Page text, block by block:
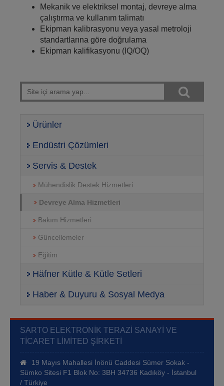
Mekanik ve elektriksel montaj, devreye alma
çalıştırma ve kullanım talimatı
Ekipman kalibrasyonu veya yasal metroloji
standartlarına göre doğrulama
Ekipman kalifikasyonu (IQ/OQ)
Ürünler
Endüstri Çözümleri
Servis & Destek
Mühendislik Destek Hizmetleri
Devreye Alma Hizmetleri
Bakım Hizmetleri
Güncellemeler
Eğitim
Häfner Kütle & Kütle Setleri
Haber & Duyuru & Sosyal Medya
SARTO ELEKTRONIK TERAZI SANAYI VE
TICARET LIMITED ŞIRKETI
19 Mayıs Mahallesi İnönü Caddesi Sümer Sokak -
Sümko Sitesi F1 Blok No: 3BH 34736 Kadıköy - İstanbul
/ Türkiye